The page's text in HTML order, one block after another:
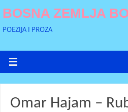
BOSNA ZEMLJA
POEZIJA I PROZA
Omar Hajam –